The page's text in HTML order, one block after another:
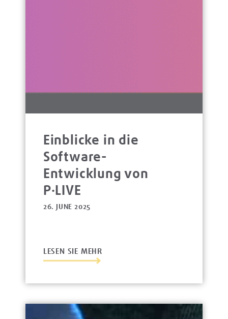
Einblicke in die
Software-
Entwicklung von
P·LIVE
26. JUNE 2025
LESEN SIE MEHR